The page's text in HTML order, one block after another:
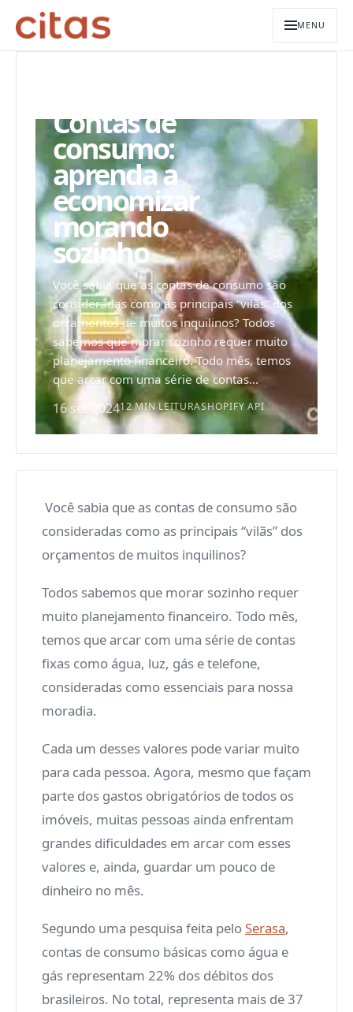
MENU
Contas de
consumo:
aprenda a
economizar
morando
sozinho
Você sabia que as contas de consumo são
consideradas como as principais “vilãs” dos
orçamentos de muitos inquilinos? Todos
sabemos que morar sozinho requer muito
planejamento financeiro. Todo mês, temos
que arcar com uma série de contas...
16 set 202412 MIN LEITURASHOPIFY API
Você sabia que as contas de consumo são
consideradas como as principais “vilãs” dos
orçamentos de muitos inquilinos?
Todos sabemos que morar sozinho requer
muito planejamento financeiro. Todo mês,
temos que arcar com uma série de contas
fixas como água, luz, gás e telefone,
consideradas como essenciais para nossa
moradia.
Cada um desses valores pode variar muito
para cada pessoa. Agora, mesmo que façam
parte dos gastos obrigatórios de todos os
imóveis, muitas pessoas ainda enfrentam
grandes dificuldades em arcar com esses
valores e, ainda, guardar um pouco de
dinheiro no mês.
Segundo uma pesquisa feita peloSerasa,
contas de consumo básicas como água e
gás representam 22% dos débitos dos
brasileiros. No total, representa mais de 37